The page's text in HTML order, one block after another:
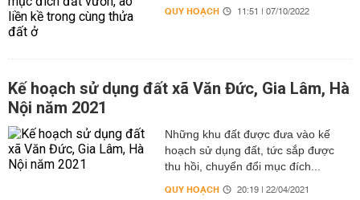
QUY HOẠCH 11:51 | 07/10/2022
Kế hoạch sử dụng đất xã Văn Đức, Gia Lâm, Hà
Nội năm 2021
Những khu đất được đưa vào kế
hoạch sử dụng đất, tức sắp được
thu hồi, chuyển đổi mục đích...
QUY HOẠCH 20:19 | 22/04/2021